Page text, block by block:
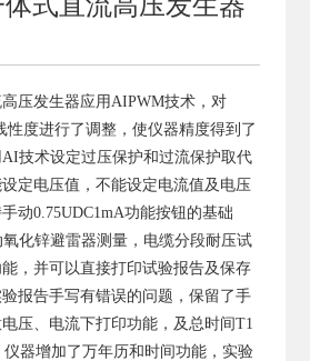
压发生器应用AIPWM技术，对
性度进行了调整，使仪器精度得到了
技术设定过压保护和过流保护取代
定电压值，不能设定电流值及电压
动0.75UDC1mA功能按钮的基础
氧化锌避雷器测量，电缆分段耐压试
，并可以直接打印试验报告及保存
报告手写有错误的问题，保留了手
压、电流下打印功能，及总时间T1
器增加了万年历和时间功能，实验